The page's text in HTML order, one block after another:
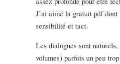
J’ai aimé la gratuit pdf
sensibilité et tact.
Les dialogues sont
volumes) parfois un peu